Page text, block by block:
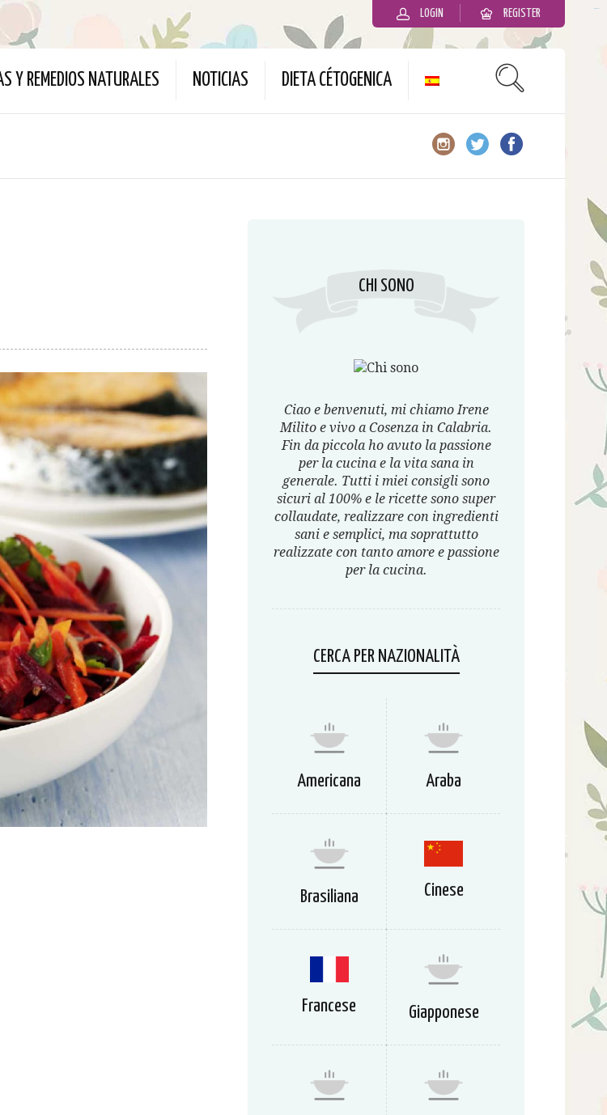
LOGIN REGISTER
Y REMEDIOS NATURALES NOTICIAS DIETA CÉTOGENICA
CHI SONO
Ciao e benvenuti, mi chiamo Irene
Milito e vivo a Cosenza in Calabria.
Fin da piccola ho avuto la passione
per la cucina e la vita sana in
generale. Tutti i miei consigli sono
sicuri al 100% e le ricette sono super
collaudate, realizzare con ingredienti
sani e semplici, ma soprattutto
realizzate con tanto amore e passione
per la cucina.
CERCA PER NAZIONALITÀ
Americana Araba
Brasiliana Cinese
Francese Giapponese